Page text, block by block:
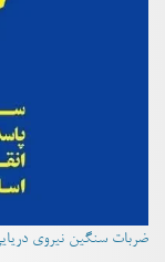
ضربات سنگین نیروی